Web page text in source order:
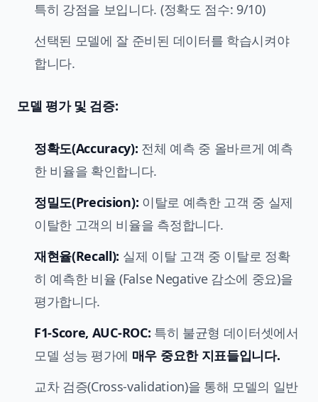
특히 강점을 보입니다. (정확도 점수: 9/10)
선택된 모델에 잘 준비된 데이터를 학습시켜야
합니다.
모델 평가 및 검증:
정확도(Accuracy): 전체 예측 중 올바르게 예측
한 비율을 확인합니다.
정밀도(Precision): 이탈로 예측한 고객 중 실제
이탈한 고객의 비율을 측정합니다.
재현율(Recall): 실제 이탈 고객 중 이탈로 정확
히 예측한 비율 (False Negative 감소에 중요)을
평가합니다.
F1-Score, AUC-ROC: 특히 불균형 데이터셋에서
모델 성능 평가에 매우 중요한 지표들입니다.
교차 검증(Cross-validation)을 통해 모델의 일반